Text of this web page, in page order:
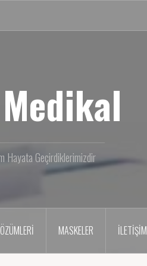
Hayata Geçirdiklerimizdir
MASKELER İLETIŞIM